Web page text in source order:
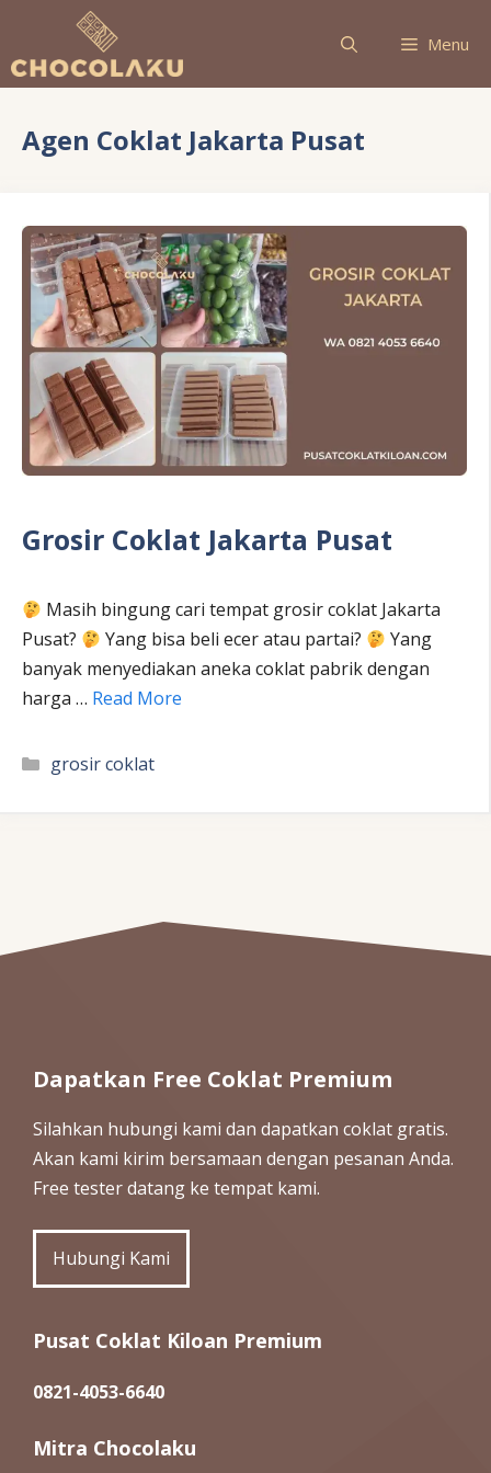
Langsung
isi
Menu
Agen Coklat Jakarta Pusat
Grosir Coklat Jakarta Pusat
Masih bingung cari tempat grosir coklat Jakarta
Pusat?
Yang bisa beli ecer atau partai?
Yang
banyak menyediakan aneka coklat pabrik dengan
harga … Read More
Kategori
grosir coklat
Dapatkan Free Coklat Premium
Silahkan hubungi kami dan dapatkan coklat gratis.
Akan kami kirim bersamaan dengan pesanan Anda.
Free tester datang ke tempat kami.
Hubungi Kami
Pusat Coklat Kiloan Premium
0821-4053-6640
Mitra Chocolaku